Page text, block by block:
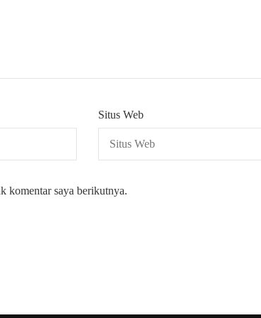
Situs Web
komentar saya berikutnya.